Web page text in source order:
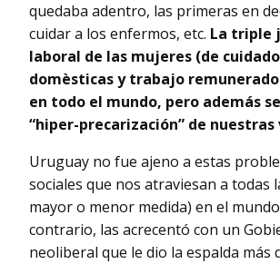
quedaba adentro, las primeras en
cuidar a los enfermos, etc. La triple
laboral de las mujeres (de
domèsticas y trabajo
en todo el mundo, pero además
“hiper-precarización” de nuestras
Uruguay no fue ajeno a estas
sociales que nos atraviesan a todas
mayor o menor medida) en el
contrario, las acrecentó con un
neoliberal que le dio la espalda más